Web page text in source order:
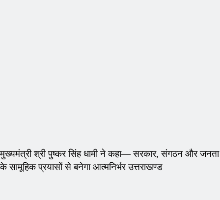
मुख्यमंत्री श्री पुष्कर सिंह धामी ने कहा— सरकार, संगठन और जनता
के सामूहिक प्रयासों से बनेगा आत्मनिर्भर उत्तराखण्ड